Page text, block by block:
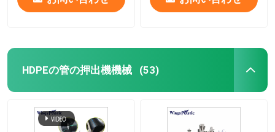
HDPEの管の押出機機械 (53)